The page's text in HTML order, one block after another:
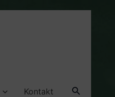
Kontakt Suche